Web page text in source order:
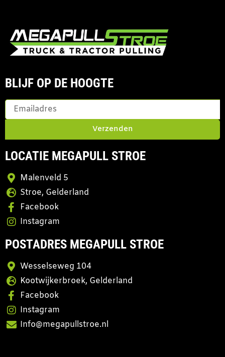
BLIJF OP DE HOOGTE
Verzenden
LOCATIE MEGAPULL STROE
Malenveld 5
Stroe, Gelderland
Facebook
Instagram
POSTADRES MEGAPULL STROE
Wesselseweg 104
Kootwijkerbroek, Gelderland
Facebook
Instagram
Info@megapullstroe.nl